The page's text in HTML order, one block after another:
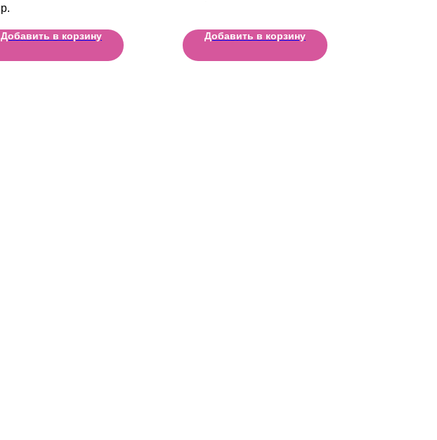
р.
Добавить в корзину Добавить в корзину